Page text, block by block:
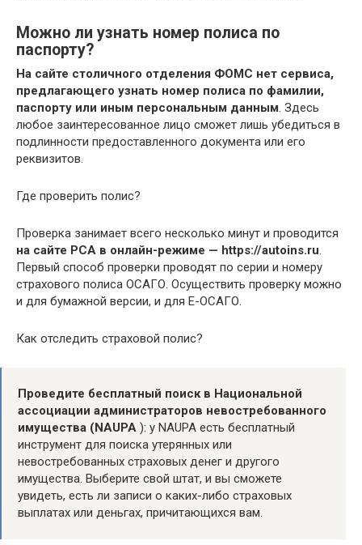
Можно ли узнать номер полиса по
паспорту?
На сайте столичного отделения ФОМС нет сервиса,
предлагающего узнать номер полиса по фамилии,
паспорту или иным персональным данным. Здесь
любое заинтересованное лицо сможет лишь убедиться в
подлинности предоставленного документа или его
реквизитов.
Где проверить полис?
Проверка занимает всего несколько минут и проводится
на сайте РСА в онлайн-режиме — https://autoins.ru.
Первый способ проверки проводят по серии и номеру
страхового полиса ОСАГО. Осуществить проверку можно
и для бумажной версии, и для Е-ОСАГО.
Как отследить страховой полис?
Проведите бесплатный поиск в Национальной
ассоциации администраторов невостребованного
имущества (NAUPA ): у NAUPA есть бесплатный
инструмент для поиска утерянных или
невостребованных страховых денег и другого
имущества. Выберите свой штат, и вы сможете
увидеть, есть ли записи о каких-либо страховых
выплатах или деньгах, причитающихся вам.